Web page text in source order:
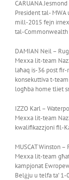
CARUANA
President tal- MWA
mill-2015 fejn
tal-
DAMIAN Neil –
Mexxa lit-team
laħaq is-36 post
konsekuttiva t-
logħba home tliet
IZZO Karl –
Mexxa lit-team
kwalifikazzjoni fil-
MUSCAT Winston
Mexxa lit-team
kampjonat
Belġju u telfa ta’ 1-